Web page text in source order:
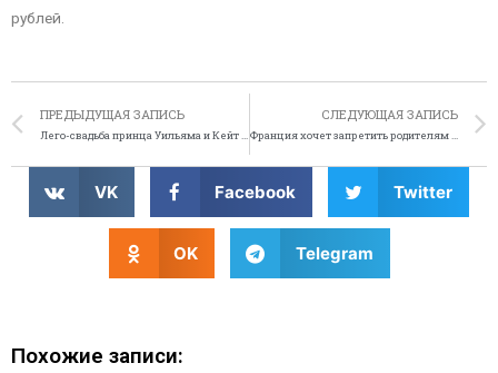
рублей.
ПРЕДЫДУЩАЯ ЗАПИСЬ
Лего-свадьба принца Уильяма и Кейт Миддлтон
СЛЕДУЮЩАЯ ЗАПИСЬ
Франция хочет запретить родителям шлёпать детей по попе
VK Facebook Twitter
OK Telegram
Похожие записи: